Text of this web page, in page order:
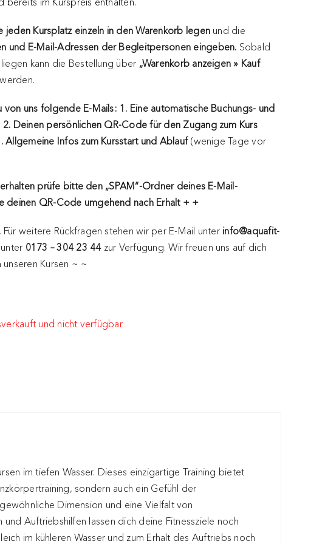
jeden Kursplatz einzeln in den Warenkorb legen und die
und E-Mail-Adressen der Begleitpersonen eingeben. Sobald
kann die Bestellung über „Warenkorb anzeigen » Kauf
uns folgende E-Mails: 1. Eine automatische Buchungs- und
2. Deinen persönlichen QR-Code für den Zugang zum Kurs
Allgemeine Infos zum Kursstart und Ablauf(wenige Tage vor
prüfe bitte den „SPAM“-Ordner deines E-Mail-
deinen QR-Code umgehend nach Erhalt + +
Für weitere Rückfragen stehen wir per E-Mail unter info@aquafit-
0173 – 304 23 44zur Verfügung. Wir freuen uns auf dich
Kursen ~ ~
und nicht verfügbar.
im tiefen Wasser. Dieses einzigartige Training bietet
sondern auch ein Gefühl der
Dimension und eine Vielfalt von
Auftriebshilfen lassen dich deine Fitnessziele noch
im kühleren Wasser und zum Erhalt des Auftriebs noch